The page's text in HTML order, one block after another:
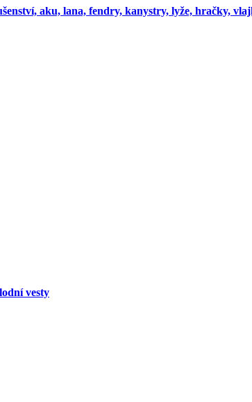
aku, lana, fendry, kanystry, lyže, hračky,
vesty